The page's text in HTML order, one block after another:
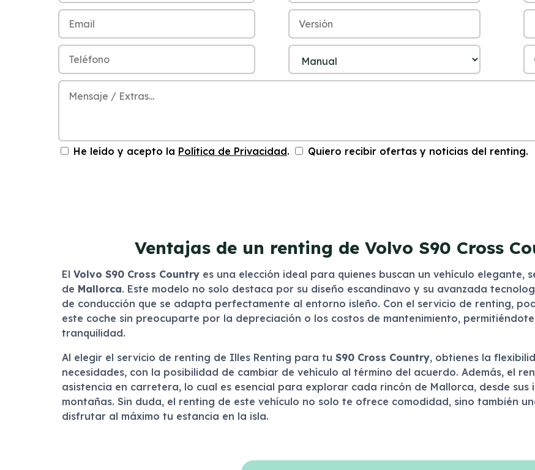
He leído y acepto la Política de Privacidad. Quiero recibir ofertas y noticias del renting.
Ventajas de un renting de Volvo S90 Cross
El Volvo S90 Cross Countryes una elección ideal para quienes buscan un vehículo
de Mallorca. Este modelo no solo destaca por su diseño escandinavo y su avanzada
de conducción que se adapta perfectamente al entorno isleño. Con el servicio de renting,
este coche sin preocuparte por la depreciación o los costos de mantenimiento,
tranquilidad.
Al elegir el servicio de renting de Illes Renting para tu S90 Cross Country, obtienes la
necesidades, con la posibilidad de cambiar de vehículo al término del acuerdo. Además, el
asistencia en carretera, lo cual es esencial para explorar cada rincón de Mallorca, desde
montañas. Sin duda, el renting de este vehículo no solo te ofrece comodidad, sino también
disfrutar al máximo tu estancia en la isla.